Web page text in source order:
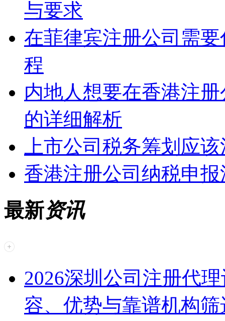
与要求
在菲律宾注册公司需
程
内地人想要在香港注
的详细解析
上市公司税务筹划应
香港注册公司纳税申
最新资讯
2026深圳公司注册代
容、优势与靠谱机构筛